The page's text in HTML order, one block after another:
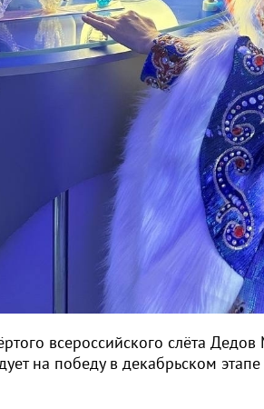
всероссийского слёта
на победу в декабрьском